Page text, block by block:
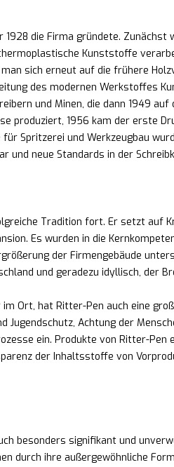
die Firma gründete.
Kunststoffe
sich erneut auf die frühere
des modernen Werkstoffes
und Minen, die dann 1949
produziert, 1956 kam der erste
Spritzerei und Werkzeugbau
und neue Standards in der
Tradition fort. Er setzt auf
Es wurden in die
der Firmengebäude
und geradezu idyllisch, der
Ort, hat Ritter-Pen auch eine
Achtung der
ein. Produkte von Ritter-
der Inhaltsstoffe von
besonders signifikant und
durch ihre außergewöhnliche